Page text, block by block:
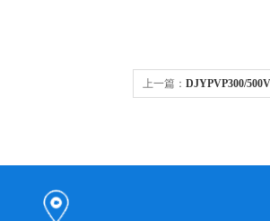
上一篇： DJYPVP300/